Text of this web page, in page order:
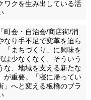
ワクを生み出している活
町会・自治会/商店街/消
なり手不足で変革を迫ら
「まちづくり」に興味を
は少なくなく、そういう
な、地域を支える新たな
が重要。「寝に帰ってい
」へと変える板橋のブラ